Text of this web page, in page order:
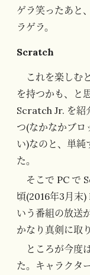
ゲラ笑ったあと
ラゲラ。
Scratch
これを楽しむ
を持つかも、と
Scratch Jr. を紹
つ(なかなかブロ
い)なのと、単純
た。
そこで PC で
頃(2016年3月末
いう番組の放送
かなり真剣に取
ところが今度
た。キャラクタ